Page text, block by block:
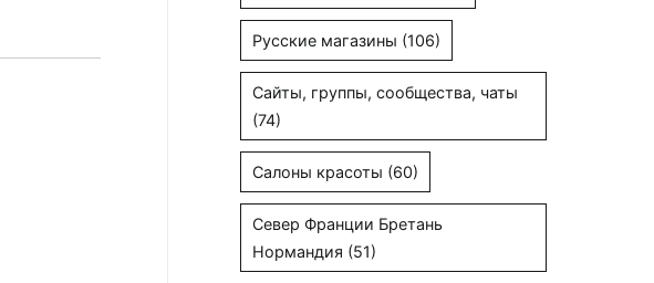
Русские магазины (106)
Сайты, группы, сообщества, чаты
(74)
Салоны красоты (60)
Север Франции Бретань
Нормандия (51)